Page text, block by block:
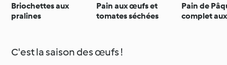
Briochettes aux
pralines
Pain aux œufs et
tomates séchées
Pain de
complet
C'est la saison des œufs !